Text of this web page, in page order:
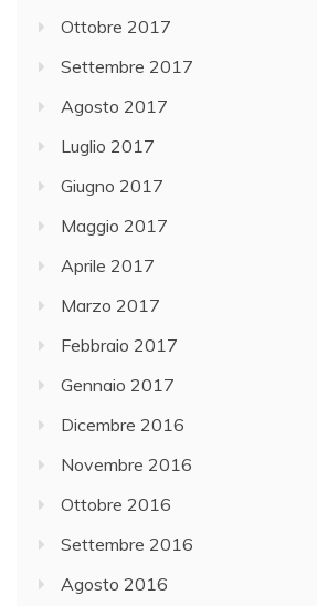
Ottobre 2017
Settembre 2017
Agosto 2017
Luglio 2017
Giugno 2017
Maggio 2017
Aprile 2017
Marzo 2017
Febbraio 2017
Gennaio 2017
Dicembre 2016
Novembre 2016
Ottobre 2016
Settembre 2016
Agosto 2016